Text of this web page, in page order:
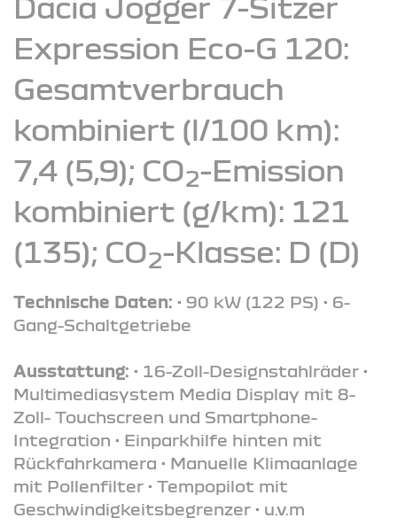
Expression Eco-G 120:
Gesamtverbrauch
kombiniert (l/100 km):
7,4 (5,9); CO2-Emission
kombiniert (g/km): 121
(135); CO2-Klasse: D (D)
Technische Daten: • 90 kW (122 PS) • 6-
Gang-Schaltgetriebe
Ausstattung: • 16-Zoll-Designstahlräder •
Multimediasystem Media Display mit 8-
Zoll- Touchscreen und Smartphone-
Integration • Einparkhilfe hinten mit
Rückfahrkamera • Manuelle Klimaanlage
mit Pollenfilter • Tempopilot mit
Geschwindigkeitsbegrenzer • u.v.m